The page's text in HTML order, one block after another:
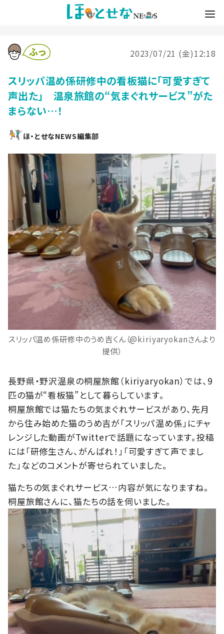
2023/07/21 (金)12:18
スリッパ温め係研修中の看板猫に「可愛すぎて
声出た」 温泉旅館の“気まぐれサービス”がた
まらない…！
ほ・とせなNEWS編集部
スリッパ温め係研修中のうめ吉くん（@kiriyaryokanさんより
提供）
長野県・野沢温泉の桐屋旅館（kiriyaryokan）では、9
匹の猫が“看板猫”として暮らしています。
桐屋旅館では猫たちの気まぐれサービスがあり、先月
から住み始めた猫のうめ吉が「スリッパ温め係」にチャ
レンジした動画がTwitterで話題になっています。投稿
には「研修生さん、がんばれ！」「可愛すぎて声でまし
た」などのコメントが寄せられていました。
猫たちの気まぐれサービス…内容が気になりますね。
桐屋旅館さんに、猫たちの話を伺いました。